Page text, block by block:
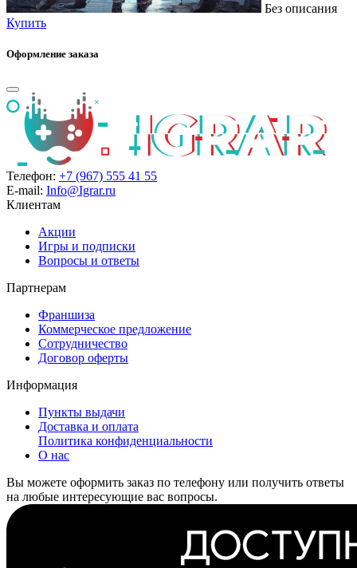
Без описания
Купить
Оформление заказа
Телефон: +7 (967) 555 41 55
E-mail: Info@Igrar.ru
Клиентам
Акции
Игры и подписки
Вопросы и ответы
Партнерам
Франшиза
Коммерческое предложение
Сотрудничество
Договор оферты
Информация
Пункты выдачи
Доставка и оплата
Политика конфиденциальности
О нас
Вы можете оформить заказ по телефону или получить ответы
на любые интересующие вас вопросы.